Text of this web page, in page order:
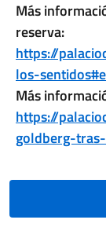
Más
reserva:
https://
los-
Más
https://
goldberg-